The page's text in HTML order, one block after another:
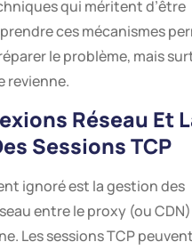
qui méritent d’être
ces mécanismes
le problème, mais
revienne.
Réseau Et
Sessions TCP
ignoré est la gestion des
entre le proxy (ou
Les sessions TCP